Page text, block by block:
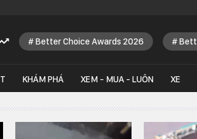
Better Choice Awards 2026
KHÁM PHÁ XEM - MUA - LUÔN XE